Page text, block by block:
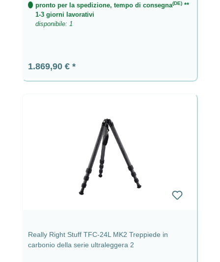
pronto per la spedizione, tempo di consegna(DE) **
1-3 giorni lavorativi
disponibile: 1
Prezzo normale:
1.869,90 €
Really Right Stuff TFC-24L MK2 Treppiede in
carbonio della serie ultraleggera 2